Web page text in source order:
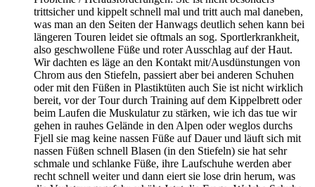
trittsicher und kippelt schnell mal und tritt auch mal daneben,
was man an den Seiten der Hanwags deutlich sehen kann bei
längeren Touren leidet sie oftmals an sog. Sportlerkrankheit,
also geschwollene Füße und roter Ausschlag auf der Haut.
Wir dachten es läge an den Kontakt mit/Ausdünstungen von
Chrom aus den Stiefeln, passiert aber bei anderen Schuhen
oder mit den Füßen in Plastiktüten auch Sie ist nicht wirklich
bereit, vor der Tour durch Training auf dem Kippelbrett oder
beim Laufen die Muskulatur zu stärken, wie ich das tue wir
gehen in rauhes Gelände in den Alpen oder weglos durchs
Fjell sie mag keine nassen Füße auf Dauer und läuft sich mit
nassen Füßen schnell Blasen (in den Stiefeln) sie hat sehr
schmale und schlanke Füße, ihre Laufschuhe werden aber
recht schnell weiter und dann eiert sie lose drin herum, was